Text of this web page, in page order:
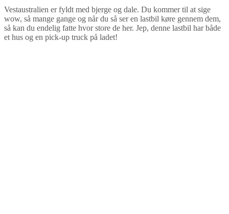
Vestaustralien er fyldt med bjerge og dale. Du kommer til at sige
wow, så mange gange og når du så ser en lastbil køre gennem dem,
så kan du endelig fatte hvor store de her. Jep, denne lastbil har både
et hus og en pick-up truck på ladet!